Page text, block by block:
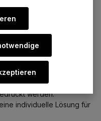
ist eine
der die Dose vor dem
bedrucken
kann die
werden.
eine individuelle Lösung für